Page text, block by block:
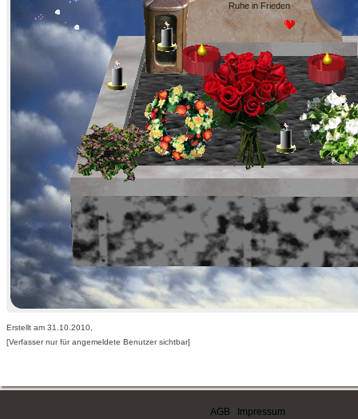
Ruhe in Frieden
Erstellt am 31.10.2010,
[Verfasser nur für angemeldete Benutzer sichtbar]
AGB Impressum